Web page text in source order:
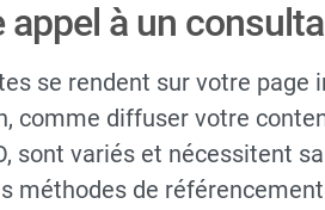
à un
se rendent sur votre page
comme diffuser votre
sont variés et nécessitent
méthodes de